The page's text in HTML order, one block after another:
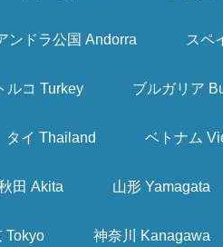
ンドラ公国 Andorra スペ
ルコ Turkey ブルガリア
タイ Thailand ベトナム
田 Akita 山形 Yamagata
Tokyo 神奈川 Kanagawa